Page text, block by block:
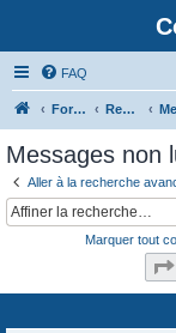
FAQ
Forum Rechercher
Messages non
Aller à la recherche
Marquer tout